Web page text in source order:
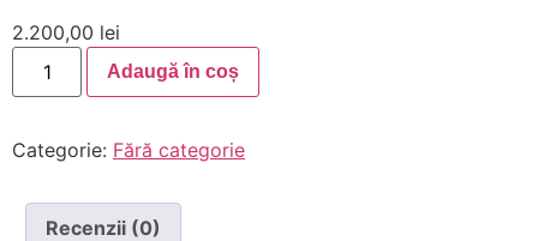
2.200,00 lei
Adaugă în coș
Categorie: Fără categorie
Recenzii (0)